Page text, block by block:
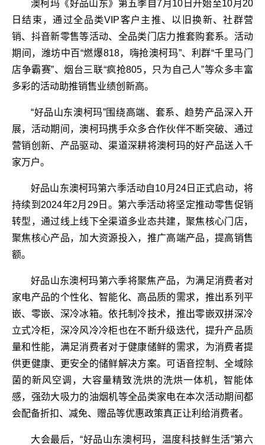
澳柯玛《好品山东》第五季自7月10日开始至10月20
日结束，通过全品类VIP客户主推、以旧换新、社群营
销、抖音新零售等活动、全品类门店力推套购套系。活动
期间，潍坊中百“燃爆818，嗨抢澳柯玛”、利群“千里马门
店争霸赛”、烟台三联“疯抢805，只为自己人”等众多丰富
多彩的活动助推销售业绩创新高。
“好品山东澳柯玛”围绕高端、套系、趋势产品深入开
展，活动期间，澳柯玛携手众多合作伙伴不断突破、通过
营销创新、产品驱动、渠道深耕将澳柯玛的好产品送入千
家万户。
好品山东澳柯玛第六季活动自10月24日正式启动，将
持续到2024年2月29日。第六季活动将坚定推动零售促销
转型，通过线上线下全渠道多业态共建，聚焦核心门店，
聚焦核心产品，加大资源投入，推广高端产品，提高销售
额。
好品山东澳柯玛第六季将聚焦产品，为满足消费者对
家电产品的个性化、智能化、高品质的需求，推出系列平
嵌、零嵌、深冷冰箱。依托制冷技术，推出零嵌双拼深冷
立式冷柜，深冷风冷冷柜也在不断升级迭代，提升产品质
量和性能，满足消费者对于健康储鲜的需求，为消费者提
供更健康、更安全的储鲜解决方案。可语音控制、全域除
菌的新风空调，大容量精致洗烘的洗烘一体机，智能体
感，强劲大吸力的油烟机等全品类家电在本次活动期间都
会配备折扣、减免、赠品等优惠政策真正让利给消费者。
大会最后，“好品山东澳柯玛，温度科技鲜生活”第六